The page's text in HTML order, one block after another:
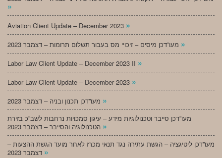
»
Aviation Client Update – December 2023 »
»
Labor Law Client Update – December 2023 II »
Labor Law Client Update – December 2023 »
»
מעו”דכן סייבר וטכנולוגיות מידע – עיגון סמכויות נרחבות לשב”כ בזירת
»
מעו”דכן ליטיגציה – הגשת עתירה נגד תנאי מכרז לאחר מועד הגשת ההצעות –
»